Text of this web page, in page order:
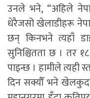
उनले भने, “अहिले
धेरैजसो खेलाडीहरू
छन् किनभने त्यहाँ
सुनिश्चितता छ । तर
पाइन्छ । हामीले त्यही
दिन सक्यौँ भने